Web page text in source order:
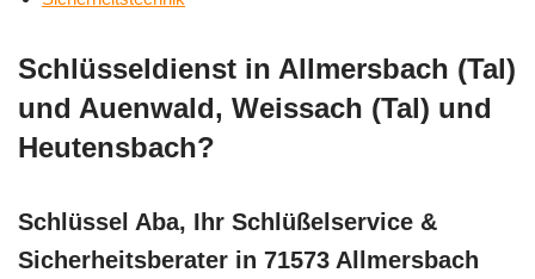
Schlüsseldienst in Allmersbach (Tal)
und Auenwald, Weissach (Tal) und
Heutensbach?
Schlüssel Aba, Ihr Schlüßelservice &
Sicherheitsberater in 71573 Allmersbach